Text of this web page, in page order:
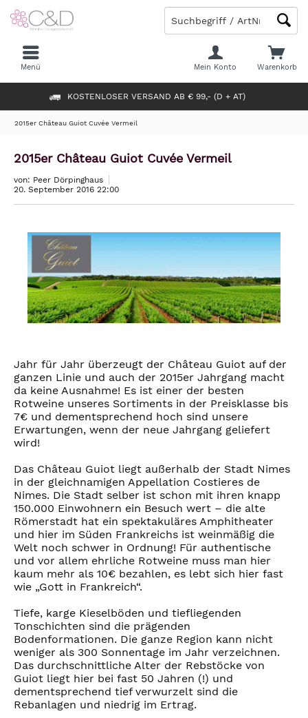
KOSTENLOSER VERSAND AB € 99,- (D + AT)
Warenkorb
Mein Konto
Menü
2015er Château Guiot Cuvée Vermeil
2015er Château Guiot Cuvée Vermeil
von: Peer Dörpinghaus
20. September 2016 22:00
Jahr für Jahr überzeugt der Château Guiot auf der
ganzen Linie und auch der 2015er Jahrgang macht
da keine Ausnahme! Es ist einer der besten
Rotweine unseres Sortiments in der Preisklasse bis
7€ und dementsprechend hoch sind unsere
Erwartungen, wenn der neue Jahrgang geliefert
wird!
Das Château Guiot liegt außerhalb der Stadt Nimes
in der gleichnamigen Appellation Costieres de
Nimes. Die Stadt selber ist schon mit ihren knapp
150.000 Einwohnern ein Besuch wert – die alte
Römerstadt hat ein spektakuläres Amphitheater
und hier im Süden Frankreichs ist weinmäßig die
Welt noch schwer in Ordnung! Für authentische
und vor allem ehrliche Rotweine muss man hier
kaum mehr als 10€ bezahlen, es lebt sich hier fast
wie „Gott in Frankreich“.
Tiefe, karge Kieselböden und tiefliegenden
Tonschichten sind die prägenden
Bodenformationen. Die ganze Region kann nicht
weniger als 300 Sonnentage im Jahr verzeichnen.
Das durchschnittliche Alter der Rebstöcke von
Guiot liegt hier bei fast 50 Jahren (!) und
dementsprechend tief verwurzelt sind die
Rebanlagen und niedrig im Ertrag.